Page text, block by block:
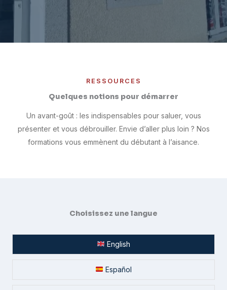
RESSOURCES
Quelques notions pour démarrer
Un avant-goût : les indispensables pour saluer, vous
présenter et vous débrouiller. Envie d’aller plus loin ? Nos
formations vous emmènent du débutant à l’aisance.
Choisissez une langue
English
Español